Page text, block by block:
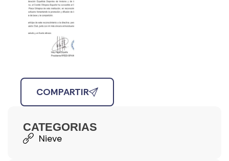
COMPARTIR
CATEGORIAS
Nieve